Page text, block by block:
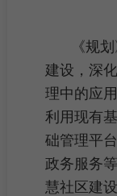
《规
建设，深
理中的应
利用现有
础管理平
政务服务
慧社区建